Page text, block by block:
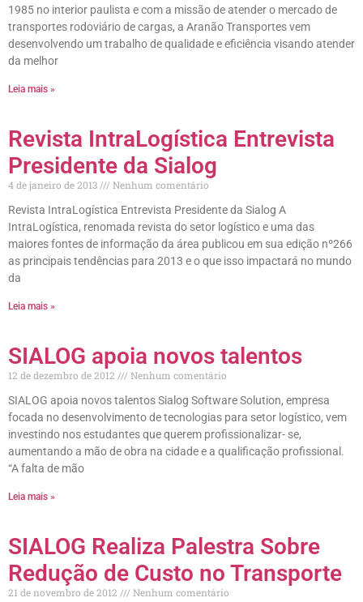
1985 no interior paulista e com a missão de atender o mercado de
transportes rodoviário de cargas, a Aranão Transportes vem
desenvolvendo um trabalho de qualidade e eficiência visando atender
da melhor
Leia mais »
Revista IntraLogística Entrevista
Presidente da Sialog
4 de janeiro de 2013
Nenhum comentário
Revista IntraLogística Entrevista Presidente da Sialog A
IntraLogística, renomada revista do setor logístico e uma das
maiores fontes de informação da área publicou em sua edição nº266
as principais tendências para 2013 e o que isso impactará no mundo
da
Leia mais »
SIALOG apoia novos talentos
12 de dezembro de 2012
Nenhum comentário
SIALOG apoia novos talentos Sialog Software Solution, empresa
focada no desenvolvimento de tecnologias para setor logístico, vem
investindo nos estudantes que querem profissionalizar- se,
aumentando a mão de obra na cidade e a qualificação profissional.
“A falta de mão
Leia mais »
SIALOG Realiza Palestra Sobre
Redução de Custo no Transporte
21 de novembro de 2012
Nenhum comentário